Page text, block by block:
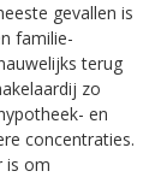
gevallen is
familie-
terug
zo
en
concentraties.
is om